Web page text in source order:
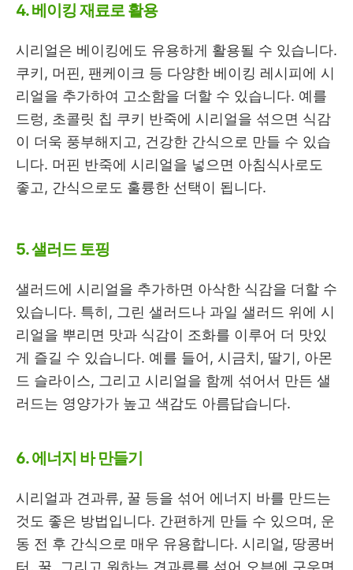
4. 베이킹 재료로 활용
시리얼은 베이킹에도 유용하게 활용될 수 있습니다.
쿠키, 머핀, 팬케이크 등 다양한 베이킹 레시피에 시
리얼을 추가하여 고소함을 더할 수 있습니다. 예를
드렁, 초콜릿 칩 쿠키 반죽에 시리얼을 섞으면 식감
이 더욱 풍부해지고, 건강한 간식으로 만들 수 있습
니다. 머핀 반죽에 시리얼을 넣으면 아침식사로도
좋고, 간식으로도 훌륭한 선택이 됩니다.
5. 샐러드 토핑
샐러드에 시리얼을 추가하면 아삭한 식감을 더할 수
있습니다. 특히, 그린 샐러드나 과일 샐러드 위에 시
리얼을 뿌리면 맛과 식감이 조화를 이루어 더 맛있
게 즐길 수 있습니다. 예를 들어, 시금치, 딸기, 아몬
드 슬라이스, 그리고 시리얼을 함께 섞어서 만든 샐
러드는 영양가가 높고 색감도 아름답습니다.
6. 에너지 바 만들기
시리얼과 견과류, 꿀 등을 섞어 에너지 바를 만드는
것도 좋은 방법입니다. 간편하게 만들 수 있으며, 운
동 전 후 간식으로 매우 유용합니다. 시리얼, 땅콩버
터, 꿀, 그리고 원하는 견과류를 섞어 오븐에 구우면